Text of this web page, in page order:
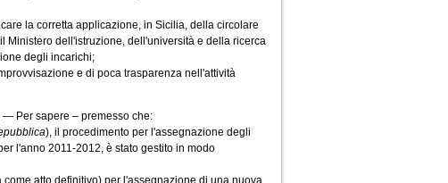
la corretta applicazione, in Sicilia, della circolare
dell'istruzione, dell'università e della ricerca
degli incarichi;
e di poca trasparenza nell'attività
— Per sapere – premesso che:
), il procedimento per l'assegnazione degli
l'anno 2011-2012, è stato gestito in modo
atto definitivo) per l'assegnazione di una nuova